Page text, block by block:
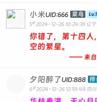
小米UID:666 菜鸟
5# 2024-12-26 10:24:39 辽
你错了，第十四
空的繁星。
—— 来自
夕阳醉了UID:888 排
6# 2024-12-26 12:59:48 四